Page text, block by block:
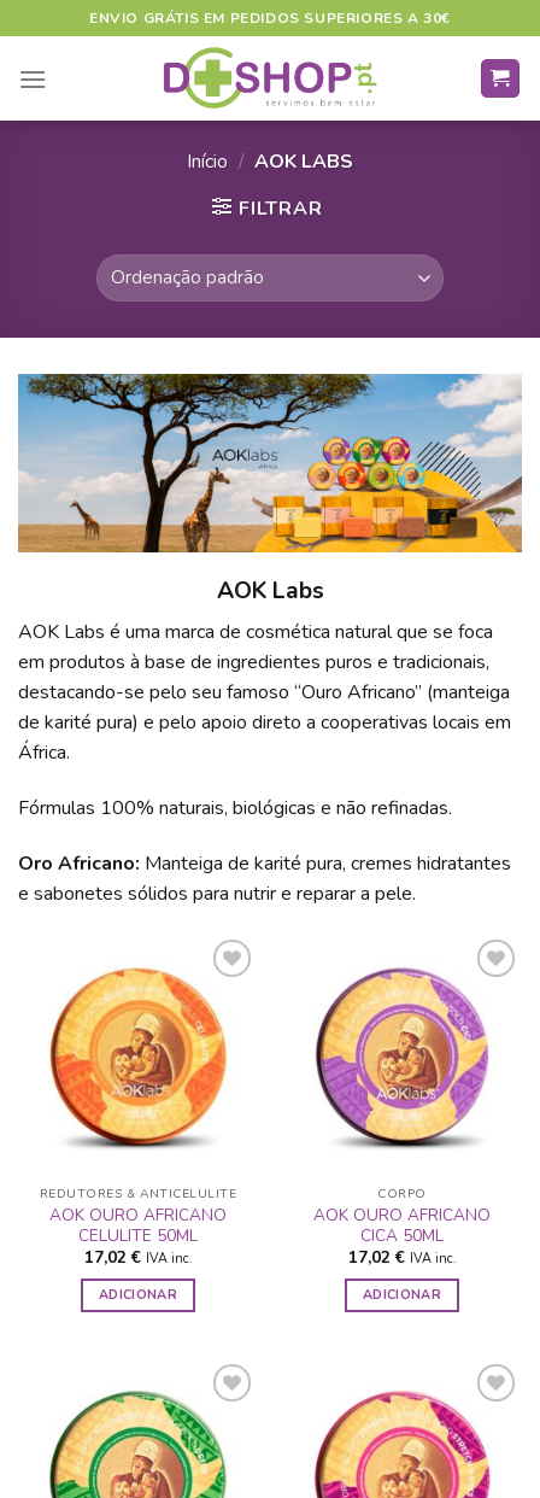
to
content
ENVIO GRÁTIS EM PEDIDOS SUPERIORES A 30€
Início / AOK LABS
FILTRAR
AOK Labs
AOK Labs é uma marca de cosmética natural que se foca
em produtos à base de ingredientes puros e tradicionais,
destacando-se pelo seu famoso “Ouro Africano” (manteiga
de karité pura) e pelo apoio direto a cooperativas locais em
África.
Fórmulas 100% naturais, biológicas e não refinadas.
Oro Africano: Manteiga de karité pura, cremes hidratantes
e sabonetes sólidos para nutrir e reparar a pele.
ADICIONAR
A LISTA DE
DESEJOS
REDUTORES & ANTICELULITE
AOK OURO AFRICANO
CELULITE 50ML
17,02€ IVA inc.
ADICIONAR
ADICIONAR
A LISTA DE
DESEJOS
CORPO
AOK OURO AFRICANO
CICA 50ML
17,02€ IVA inc.
ADICIONAR
ADICIONAR
A LISTA DE
ADICIONAR
A LISTA DE